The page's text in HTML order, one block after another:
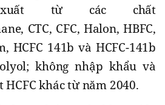
từ các chất
CTC, CFC, Halon, HBFC,
HCFC 141b và HCFC-141b
không nhập khẩu và
khác từ năm 2040.